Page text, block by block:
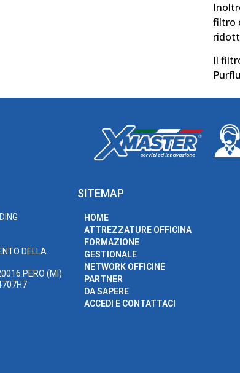
filtro
Il
DELLA
PERO (MI)
SITEMAP
HOME
ATTREZZATURE OFFICINA
FORMAZIONE
GESTIONALE
NETWORK OFFICINE
PARTNER
DA SAPERE
ACCEDI E CONTATTACI